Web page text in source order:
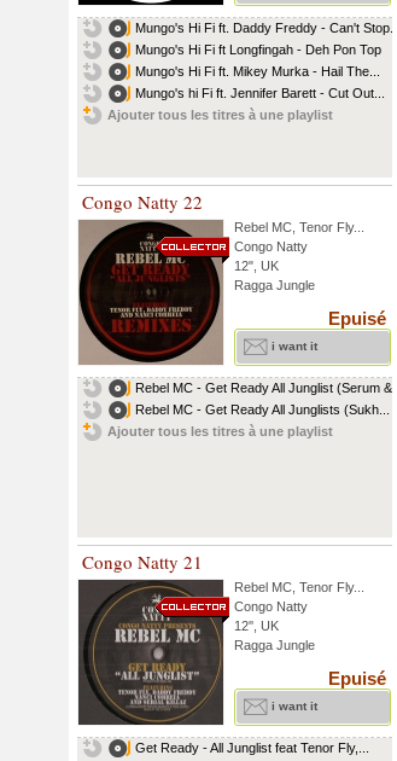
Mungo's Hi Fi ft. Daddy Freddy - Can't Stop...
Mungo's Hi Fi ft Longfingah - Deh Pon Top
Mungo's Hi Fi ft. Mikey Murka - Hail The...
Mungo's hi Fi ft. Jennifer Barett - Cut Out...
Ajouter tous les titres à une playlist
Congo Natty 22
Rebel MC Tenor Fly...
Congo Natty
12", UK
Ragga Jungle
Epuisé
i want it
Rebel MC - Get Ready All Junglist (Serum &...
Rebel MC - Get Ready All Junglists (Sukh...
Ajouter tous les titres à une playlist
Congo Natty 21
Rebel MC Tenor Fly...
Congo Natty
12'', UK
Ragga Jungle
Epuisé
i want it
Get Ready - All Junglist feat Tenor Fly,...